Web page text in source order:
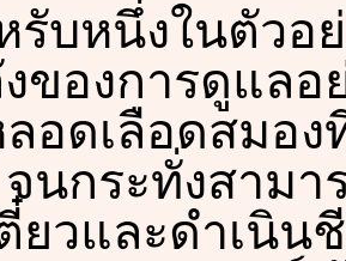
รับหนึ่งในตัวอ
ของการดูแล
อดเลือดสมอ
จนกระทั่งสาม
ยวและดำเนิ